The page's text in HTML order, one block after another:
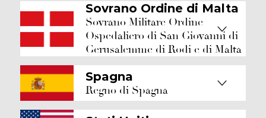
Sovrano Ordine di Malta
Sovrano Militare Ordine
Ospedaliero di San Giovanni di
Gerusalemme di Rodi e di Malta
Spagna
Regno di Spagna